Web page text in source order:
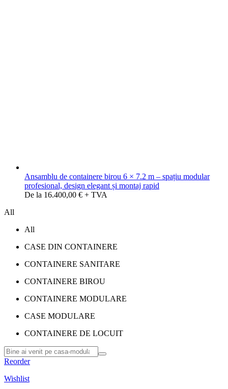
Ansamblu de containere birou 6 × 7.2 m – spațiu modular
profesional, design elegant și montaj rapid
De la 16.400,00 € + TVA
All
All
CASE DIN CONTAINERE
CONTAINERE SANITARE
CONTAINERE BIROU
CONTAINERE MODULARE
CASE MODULARE
CONTAINERE DE LOCUIT
Reorder
Wishlist